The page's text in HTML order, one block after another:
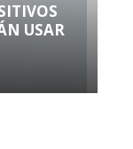
USAR